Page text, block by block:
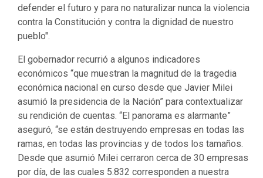
defender el futuro y para no naturalizar nunca la violencia
contra la Constitución y contra la dignidad de nuestro
pueblo".
El gobernador recurrió a algunos indicadores
económicos “que muestran la magnitud de la tragedia
económica nacional en curso desde que Javier Milei
asumió la presidencia de la Nación” para contextualizar
su rendición de cuentas. “El panorama es alarmante”
aseguró, “se están destruyendo empresas en todas las
ramas, en todas las provincias y de todos los tamaños.
Desde que asumió Milei cerraron cerca de 30 empresas
por día, de las cuales 5.832 corresponden a nuestra